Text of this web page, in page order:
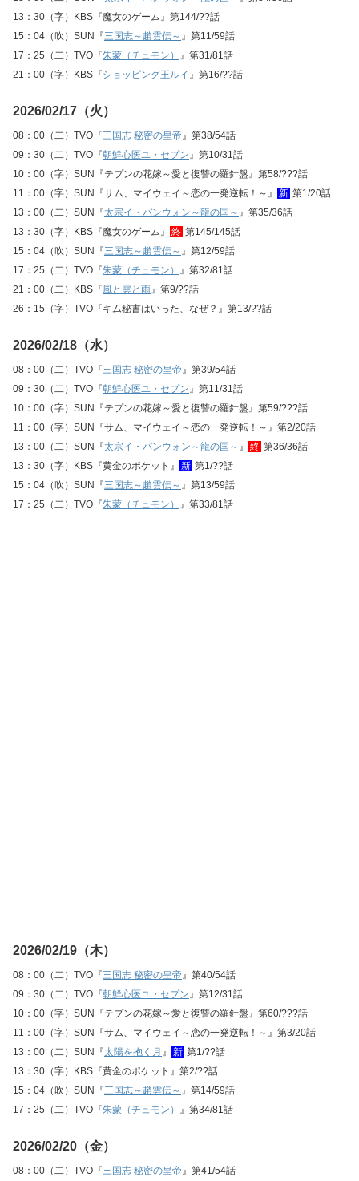
13：30（字）KBS『魔女のゲーム』第144/??話
15：04（吹）SUN『三国志～趙雲伝～ 』第11/59話
17：25（二）TVO『朱蒙（チュモン） 』第31/81話
21：00（字）KBS『ショッピング王ルイ 』第16/??話
2026/02/17（火）
08：00（二）TVO『三国志 秘密の皇帝』第38/54話
09：30（二）TVO『朝鮮心医ユ・セプン』第10/31話
10：00（字）SUN『テプンの花嫁～愛と復讐の羅針盤』第58/???話
11：00（字）SUN『サム、マイウェイ～恋の一発逆転！～』
新 第1/20話
13：00（二）SUN『太宗イ・バンウォン～龍の国～ 』第35/36話
13：30（字）KBS『魔女のゲーム』
終 第145/145話
15：04（吹）SUN『三国志～趙雲伝～ 』第12/59話
17：25（二）TVO『朱蒙（チュモン） 』第32/81話
21：00（二）KBS『風と雲と雨』第9/??話
26：15（字）TVO『キム秘書はいった、なぜ？』第13/??話
2026/02/18（水）
08：00（二）TVO『三国志 秘密の皇帝』第39/54話
09：30（二）TVO『朝鮮心医ユ・セプン』第11/31話
10：00（字）SUN『テプンの花嫁～愛と復讐の羅針盤』第59/???話
11：00（字）SUN『サム、マイウェイ～恋の一発逆転！～』第2/20話
13：00（二）SUN『太宗イ・バンウォン～龍の国～ 』 終 第36/36話
13：30（字）KBS『黄金のポケット』
新 第1/??話
15：04（吹）SUN『三国志～趙雲伝～ 』第13/59話
17：25（二）TVO『朱蒙（チュモン） 』第33/81話
2026/02/19（木）
08：00（二）TVO『三国志 秘密の皇帝』第40/54話
09：30（二）TVO『朝鮮心医ユ・セプン』第12/31話
10：00（字）SUN『テプンの花嫁～愛と復讐の羅針盤』第60/???話
11：00（字）SUN『サム、マイウェイ～恋の一発逆転！～』第3/20話
13：00（二）SUN『太陽を抱く月 』 新 第1/??話
13：30（字）KBS『黄金のポケット』第2/??話
15：04（吹）SUN『三国志～趙雲伝～ 』第14/59話
17：25（二）TVO『朱蒙（チュモン） 』第34/81話
2026/02/20（金）
08：00（二）TVO『三国志 秘密の皇帝』第41/54話